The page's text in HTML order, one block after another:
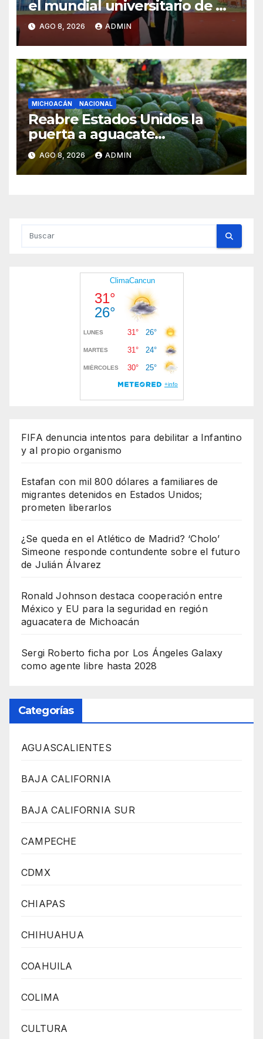
el mundial universitario de Go
en China
AGO 8, 2026 ADMIN
MICHOACÁN NACIONAL
Reabre Estados Unidos la
puerta a aguacate
michoacano de forma
“gradual”
AGO 8, 2026 ADMIN
FIFA denuncia intentos para debilitar a Infantino
y al propio organismo
Estafan con mil 800 dólares a familiares de
migrantes detenidos en Estados Unidos;
prometen liberarlos
¿Se queda en el Atlético de Madrid? ‘Cholo’
Simeone responde contundente sobre el futuro
de Julián Álvarez
Ronald Johnson destaca cooperación entre
México y EU para la seguridad en región
aguacatera de Michoacán
Sergi Roberto ficha por Los Ángeles Galaxy
como agente libre hasta 2028
Categorías
AGUASCALIENTES
BAJA CALIFORNIA
BAJA CALIFORNIA SUR
CAMPECHE
CDMX
CHIAPAS
CHIHUAHUA
COAHUILA
COLIMA
CULTURA